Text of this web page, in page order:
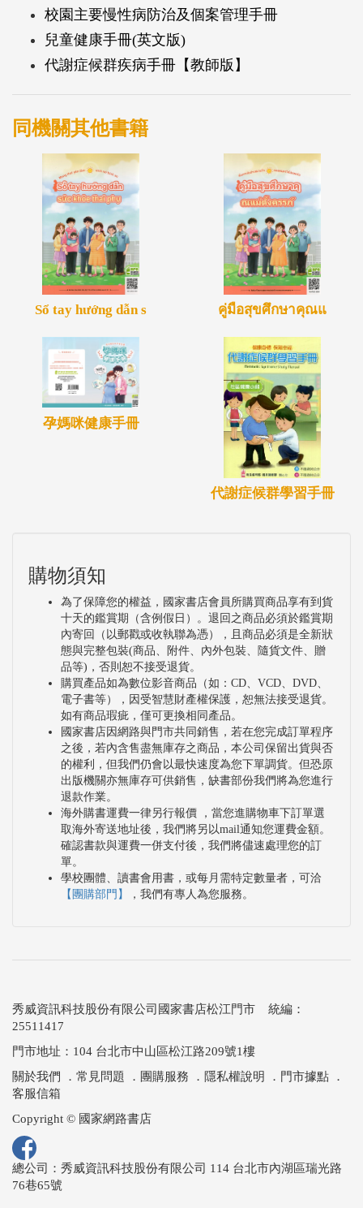
校園主要慢性病防治及個案管理手冊
兒童健康手冊(英文版)
代謝症候群疾病手冊【教師版】
同機關其他書籍
Sổ tay hướng dẫn s คู่มือสุขศึกษาคุณแ
孕媽咪健康手冊
代謝症候群學習手冊
購物須知
為了保障您的權益，國家書店會員所購買商品享有到貨
十天的鑑賞期（含例假日）。退回之商品必須於鑑賞期
內寄回（以郵戳或收執聯為憑），且商品必須是全新狀
態與完整包裝(商品、附件、內外包裝、隨貨文件、贈
品等)，否則恕不接受退貨。
購買產品如為數位影音商品（如：CD、VCD、DVD、
電子書等），因受智慧財產權保護，恕無法接受退貨。
如有商品瑕疵，僅可更換相同產品。
國家書店因網路與門市共同銷售，若在您完成訂單程序
之後，若內含售盡無庫存之商品，本公司保留出貨與否
的權利，但我們仍會以最快速度為您下單調貨。但恐原
出版機關亦無庫存可供銷售，缺書部份我們將為您進行
退款作業。
海外購書運費一律另行報價 ，當您進購物車下訂單選
取海外寄送地址後，我們將另以mail通知您運費金額。
確認書款與運費一併支付後，我們將儘速處理您的訂
單。
學校團體、讀書會用書，或每月需特定數量者，可洽
【團購部門】
，我們有專人為您服務。
秀威資訊科技股份有限公司國家書店松江門市 統編：
25511417
門市地址：104 台北市中山區松江路209號1樓
關於我們
． 常見問題 ． 團購服務 ． 隱私權說明 ． 門市據點 ．
客服信箱
Copyright © 國家網路書店
總公司：秀威資訊科技股份有限公司 114 台北市內湖區瑞光路
76巷65號